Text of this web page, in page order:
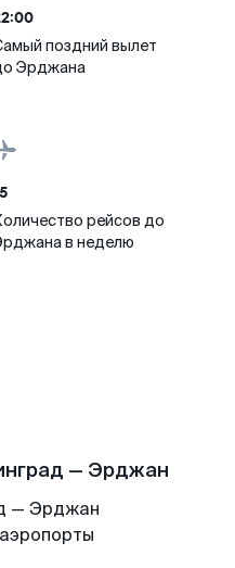
поздний вылет
Эрджана
рейсов до
в неделю
— Эрджан
— Эрджан